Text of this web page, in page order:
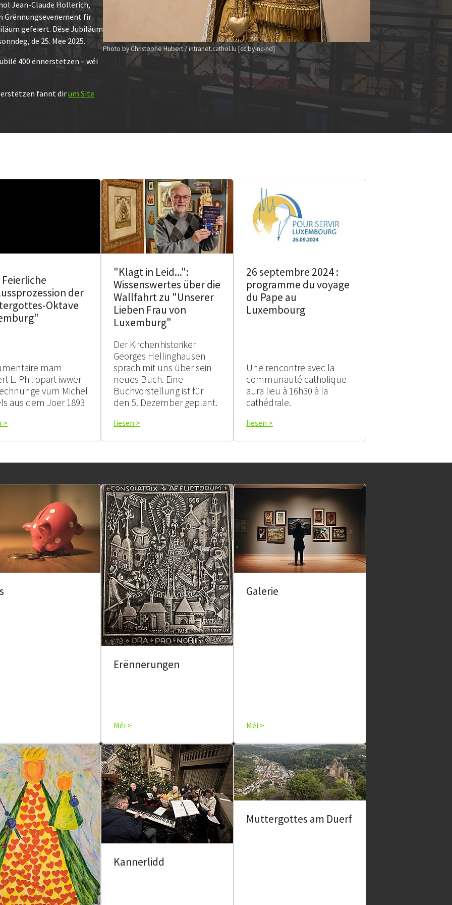
Photo by Christophe Hubert / intranet.cathol.lu [cc by-nc-nd]
Jean-Claude Hollerich,
Grënnungsevenement fir
gefeiert. Dëse Jubiläum
de 25. Mee 2025.
400 ënnerstëtzen – wéi
fannt dirum Site
der
Oktave
mam
L. Philippart iwwer
vum Michel
aus dem Joer 1893
>
"Klagt in Leid...":
Wissenswertes über die
Wallfahrt zu "Unserer
Lieben Frau von
Luxemburg"
Der Kirchenhistoriker
Georges Hellinghausen
sprach mit uns über sein
neues Buch. Eine
Buchvorstellung ist für
den 5. Dezember geplant.
liesen >
26 septembre 2024 :
programme du voyage
du Pape au
Luxembourg
Une rencontre avec la
communauté catholique
aura lieu à 16h30 à la
cathédrale.
liesen >
Erënnerungen
Méi >
Galerie
Méi >
Kannerlidd
Muttergottes am Duerf